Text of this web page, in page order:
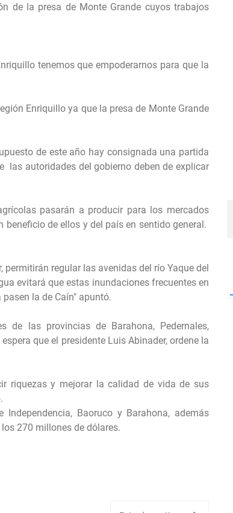
de la presa de Monte Grande cuyos trabajos
tenemos que empoderarnos para que la
Enriquillo ya que la presa de Monte Grande
de este año hay consignada una partida
las autoridades del gobierno deben de explicar
pasarán a producir para los mercados
de ellos y del país en sentido general.
regular las avenidas del río Yaque del
evitará que estas inundaciones frecuentes en
pasen la de Caín" apuntó.
las provincias de Barahona, Pedernales,
que el presidente Luis Abinader, ordene la
riquezas y mejorar la calidad de vida de sus
Baoruco y Barahona, además
270 millones de dólares.